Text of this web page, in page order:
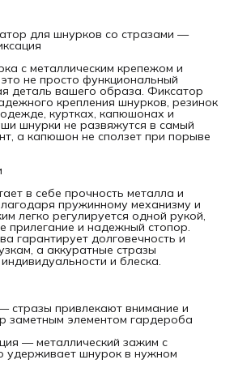
для шнурков со стразами —
с металлическим крепежом и
не просто функциональный
деталь вашего образа. Фиксатор
крепления шнурков, резинок
куртках, капюшонах и
шнурки не развяжутся в самый
а капюшон не сползет при порыве
в себе прочность металла и
пружинному механизму и
легко регулируется одной рукой,
прилегание и надежный стопор.
гарантирует долговечность и
а аккуратные стразы
и блеска.
стразы привлекают внимание и
заметным элементом гардероба
— металлический зажим с
удерживает шнурок в нужном